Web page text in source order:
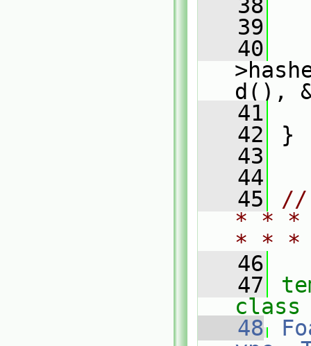
   38
   39
   40
d(),
   41
   42
}
   43
   44
   45
//
* * *
* *
   46
   47
class
   48